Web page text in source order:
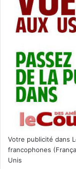
Votre publicité dans
francophones
Unis